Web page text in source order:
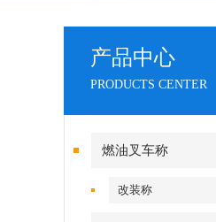
产品中心
PRODUCTS CENTER
燃油叉车称
改装称